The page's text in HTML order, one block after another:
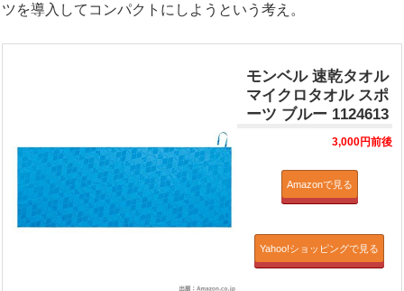
ツを導入してコンパクトにしようという考え。
モンベル 速乾タオル
マイクロタオル スポ
ーツ ブルー 1124613
3,000円前後
Amazonで見る
Yahoo!ショッピングで見る